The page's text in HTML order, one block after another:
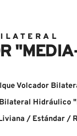
Volcador
Hidráulico
/ Estándar /